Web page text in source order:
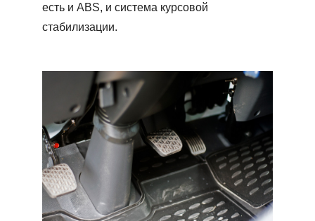
есть и ABS, и система курсовой
стабилизации.